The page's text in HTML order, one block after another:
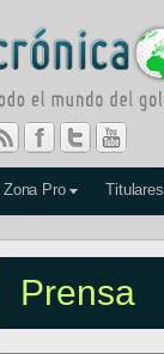
Zona Pro Titulares
Prensa